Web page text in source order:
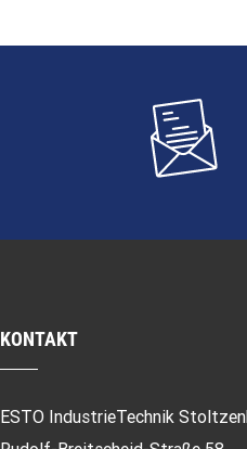
KONTAKT
ESTO IndustrieTechnik